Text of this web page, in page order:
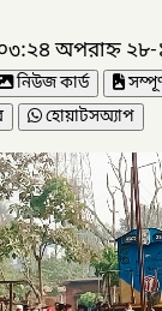
অপরাহ্ন
নিউজ কার্ড
হোয়াটসঅ্যাপ